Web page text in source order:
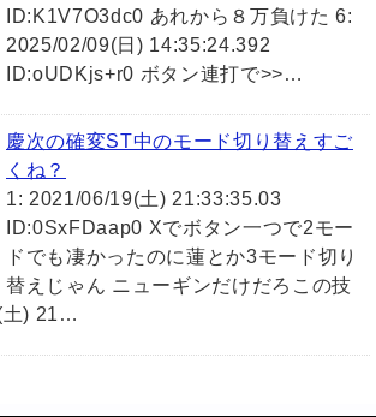
ID:K1V7O3dc0 あれから８万負けた 6:
2025/02/09(日) 14:35:24.392
ID:oUDKjs+r0 ボタン連打で>>…
慶次の確変ST中のモード切り替えすご
くね？
1: 2021/06/19(土) 21:33:35.03
ID:0SxFDaap0 Xでボタン一つで2モー
ドでも凄かったのに蓮とか3モード切り
替えじゃん ニューギンだけだろこの技
土) 21…